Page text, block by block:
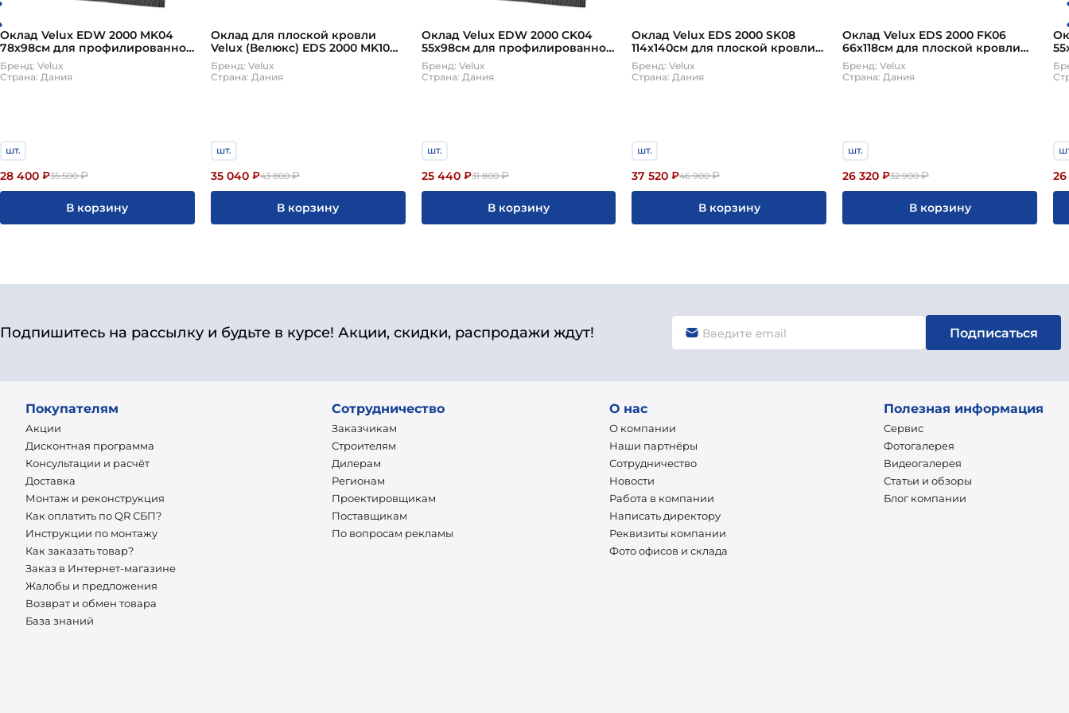
Оклад Velux EDW 2000 MK04
78х98см для профилированной
кровли (гидро-теплоизоляция
BDX в комплекте!)
Бренд: Velux
Страна: Дания
шт.
28 400 ₽35 500₽
В корзину
Оклад для плоской кровли
Velux (Велюкс) EDS 2000 MK10
78х160 см
Бренд: Velux
Страна: Дания
шт.
35 040₽43 800₽
В корзину
Оклад Velux EDW 2000 CK04
55х98см для профилированной
кровли (Велюкс)
Бренд: Velux
Страна: Дания
шт.
25 440₽31 800₽
В корзину
Оклад Velux EDS 2000 SK08
114х140см для плоской кровли
(гидро-теплоизоляция BDX в
комплекте!)
Бренд: Velux
Страна: Дания
шт.
37 520 ₽46 900₽
В корзину
Оклад Velux EDS 2000 FK06
66х118см для плоской кровли
(гидро-теплоизоляция BDX в
комплекте!)
Бренд: Velux
Страна: Дания
шт.
26 320 ₽32 900₽
В корзину
Подпишитесь на рассылку и будьте в курсе! Акции, скидки, распродажи ждут! Подписаться
Покупателям
Акции
Дисконтная программа
Консультации и расчёт
Доставка
Монтаж и реконструкция
Как оплатить по QR СБП?
Инструкции по монтажу
Как заказать товар?
Заказ в Интернет-магазине
Жалобы и предложения
Возврат и обмен товара
База знаний
Сотрудничество
Заказчикам
Строителям
Дилерам
Регионам
Проектировщикам
Поставщикам
По вопросам рекламы
О нас
О компании
Наши партнёры
Сотрудничество
Новости
Работа в компании
Написать директору
Реквизиты компании
Фото офисов и склада
Полезная информация
Сервис
Фотогалерея
Видеогалерея
Статьи и обзоры
Блог компании